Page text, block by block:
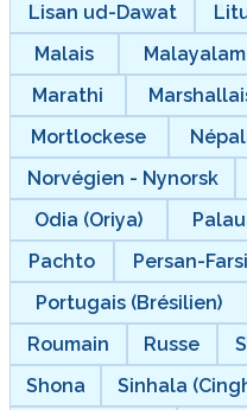
Lisan ud-Dawat
Malais
Malayalam
Marathi
Mortlockese
Norvégien - Nynorsk
Odia (Oriya)
Pachto
Persan-Farsi
Portugais (Brésilien)
Roumain
Russe
Shona
Sinhala